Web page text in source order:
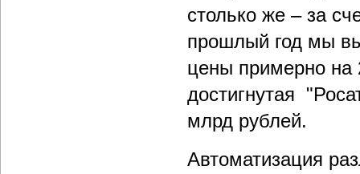
столько же – за
прошлый год мы
цены примерно на
достигнутая
млрд рублей.
Автоматизация